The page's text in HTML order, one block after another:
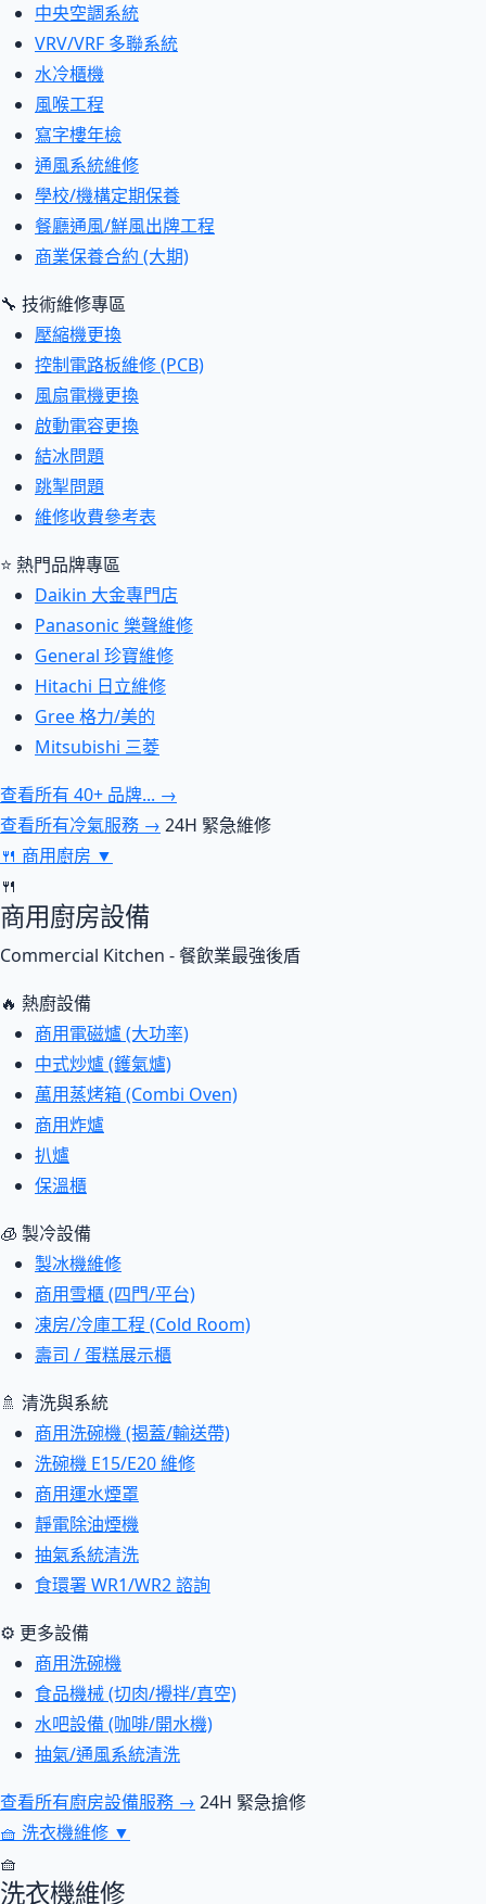
中央空調系統
VRV/VRF 多聯系統
水冷櫃機
風喉工程
寫字樓年檢
通風系統維修
學校/機構定期保養
餐廳通風/鮮風出牌工程
商業保養合約 (大期)
🔧 技術維修專區
壓縮機更換
控制電路板維修 (PCB)
風扇電機更換
啟動電容更換
結冰問題
跳掣問題
維修收費參考表
⭐ 熱門品牌專區
Daikin 大金專門店
Panasonic 樂聲維修
General 珍寶維修
Hitachi 日立維修
Gree 格力/美的
Mitsubishi 三菱
查看所有 40+ 品牌... →
查看所有冷氣服務 → 24H 緊急維修
🍴 商用廚房 ▼
🍴
商用廚房設備
Commercial Kitchen - 餐飲業最強後盾
🔥 熱廚設備
商用電磁爐 (大功率)
中式炒爐 (鑊氣爐)
萬用蒸烤箱 (Combi Oven)
商用炸爐
扒爐
保溫櫃
🧊 製冷設備
製冰機維修
商用雪櫃 (四門/平台)
凍房/冷庫工程 (Cold Room)
壽司 / 蛋糕展示櫃
🚿 清洗與系統
商用洗碗機 (揭蓋/輸送帶)
洗碗機 E15/E20 維修
商用運水煙罩
靜電除油煙機
抽氣系統清洗
食環署 WR1/WR2 諮詢
⚙ 更多設備
商用洗碗機
食品機械 (切肉/攪拌/真空)
水吧設備 (咖啡/開水機)
抽氣/通風系統清洗
查看所有廚房設備服務 → 24H 緊急搶修
🧺 洗衣機維修 ▼
🧺
洗衣機維修